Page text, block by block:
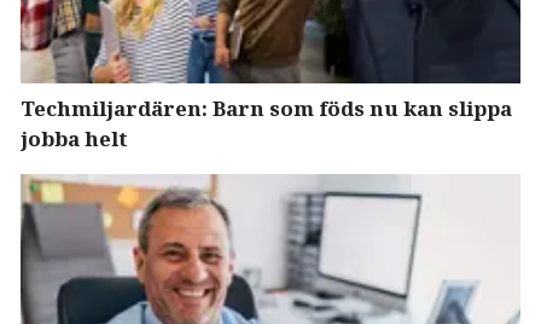
Techmiljardären: Barn som föds nu kan slippa
jobba helt